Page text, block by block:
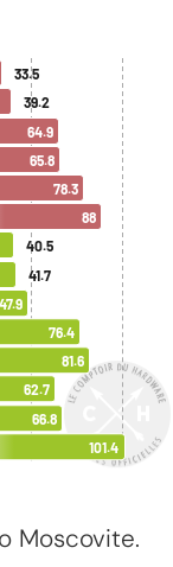
Moscovite.